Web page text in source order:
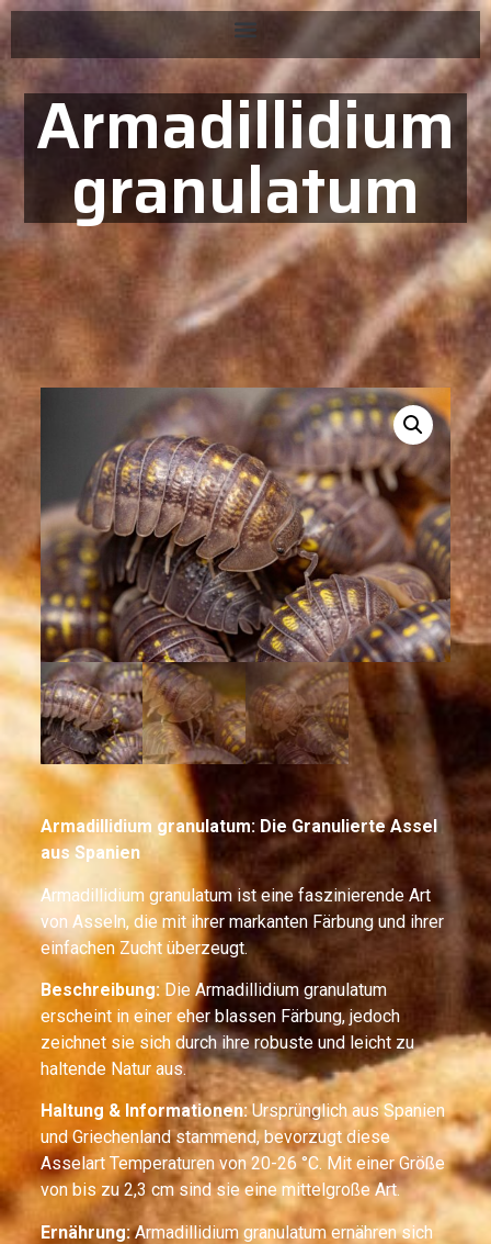
Armadillidium
granulatum
Armadillidium granulatum: Die Granulierte Assel
aus Spanien
Armadillidium granulatum ist eine faszinierende Art
von Asseln, die mit ihrer markanten Färbung und ihrer
einfachen Zucht überzeugt.
Beschreibung:Die Armadillidium granulatum
erscheint in einer eher blassen Färbung, jedoch
zeichnet sie sich durch ihre robuste und leicht zu
haltende Natur aus.
Haltung & Informationen: Ursprünglich aus Spanien
und Griechenland stammend, bevorzugt diese
Asselart Temperaturen von 20-26 °C. Mit einer Größe
von bis zu 2,3 cm sind sie eine mittelgroße Art.
Ernährung:Armadillidium granulatum ernähren sich